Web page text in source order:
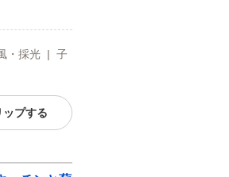
・採光 | 子
プする